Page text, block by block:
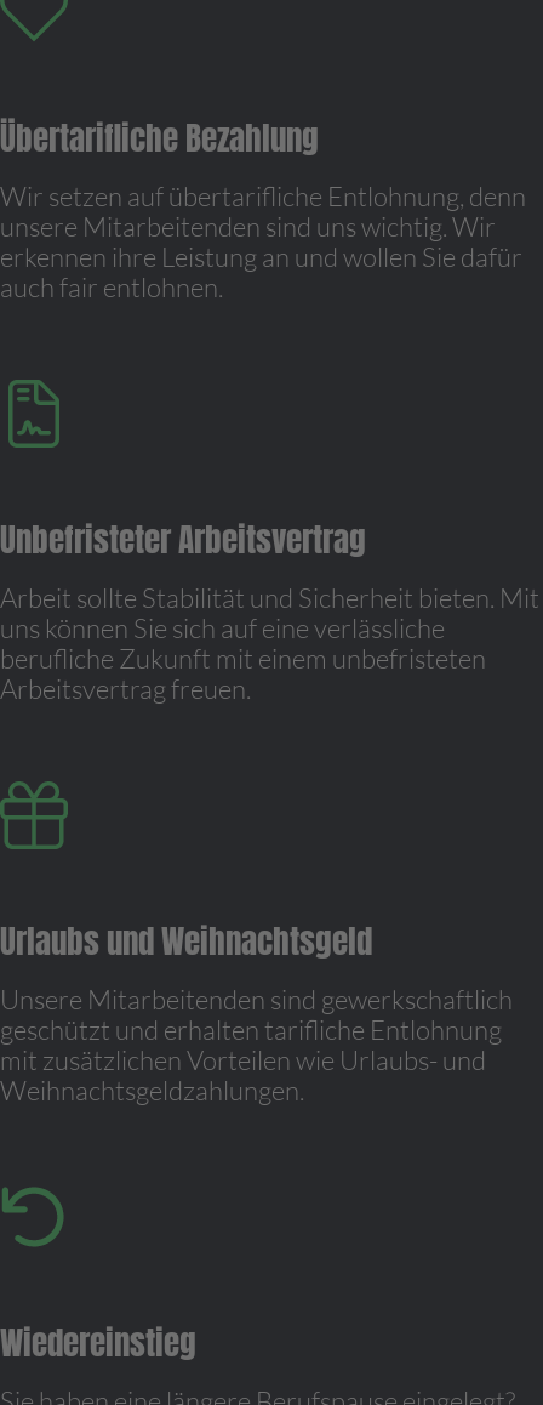
Übertarifliche Bezahlung
Wir setzen auf übertarifliche Entlohnung, denn
unsere Mitarbeitenden sind uns wichtig. Wir
erkennen ihre Leistung an und wollen Sie dafür
auch fair entlohnen.
Unbefristeter Arbeitsvertrag
Arbeit sollte Stabilität und Sicherheit bieten. Mit
uns können Sie sich auf eine verlässliche
berufliche Zukunft mit einem unbefristeten
Arbeitsvertrag freuen.
Urlaubs und Weihnachtsgeld
Unsere Mitarbeitenden sind gewerkschaftlich
geschützt und erhalten tarifliche Entlohnung
mit zusätzlichen Vorteilen wie Urlaubs- und
Weihnachtsgeldzahlungen.
Wiedereinstieg